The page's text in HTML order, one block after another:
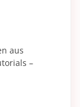
aus
–